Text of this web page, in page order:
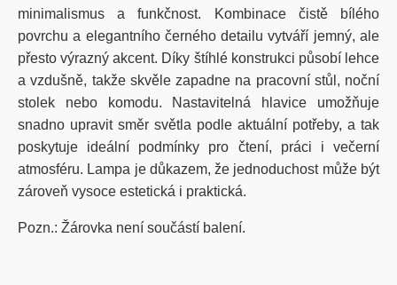
minimalismus a funkčnost. Kombinace čistě bílého
povrchu a elegantního černého detailu vytváří jemný, ale
přesto výrazný akcent. Díky štíhlé konstrukci působí lehce
a vzdušně, takže skvěle zapadne na pracovní stůl, noční
stolek nebo komodu. Nastavitelná hlavice umožňuje
snadno upravit směr světla podle aktuální potřeby, a tak
poskytuje ideální podmínky pro čtení, práci i večerní
atmosféru. Lampa je důkazem, že jednoduchost může být
zároveň vysoce estetická i praktická.
Pozn.: Žárovka není součástí balení.